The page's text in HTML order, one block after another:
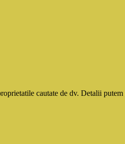
cautate de dv. Detalii